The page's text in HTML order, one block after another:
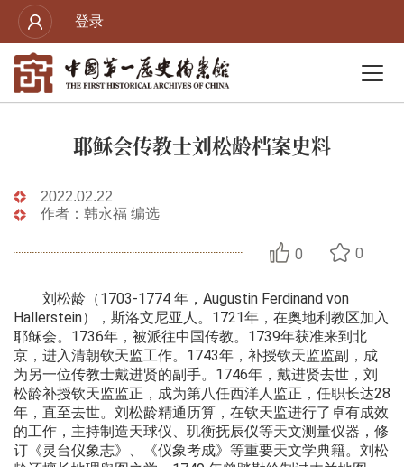
登录
耶稣会传教士刘松龄档案史料
2022.02.22
作者：韩永福 编选
0 0
刘松龄（1703-1774 年，Augustin Ferdinand von
Hallerstein），斯洛文尼亚人。1721年，在奥地利教区加入
耶稣会。1736年，被派往中国传教。1739年获准来到北
京，进入清朝钦天监工作。1743年，补授钦天监监副，成
为另一位传教士戴进贤的副手。1746年，戴进贤去世，刘
松龄补授钦天监监正，成为第八任西洋人监正，任职长达28
年，直至去世。刘松龄精通历算，在钦天监进行了卓有成效
的工作，主持制造天球仪、玑衡抚辰仪等天文测量仪器，修
订《灵台仪象志》、《仪象考成》等重要天文学典籍。刘松